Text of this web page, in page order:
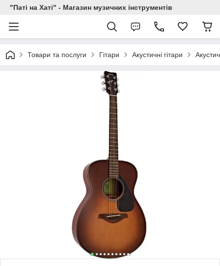
"Паті на Хаті" - Магазин музичних інструментів
Товари та послуги Гітари Акустичні гітари